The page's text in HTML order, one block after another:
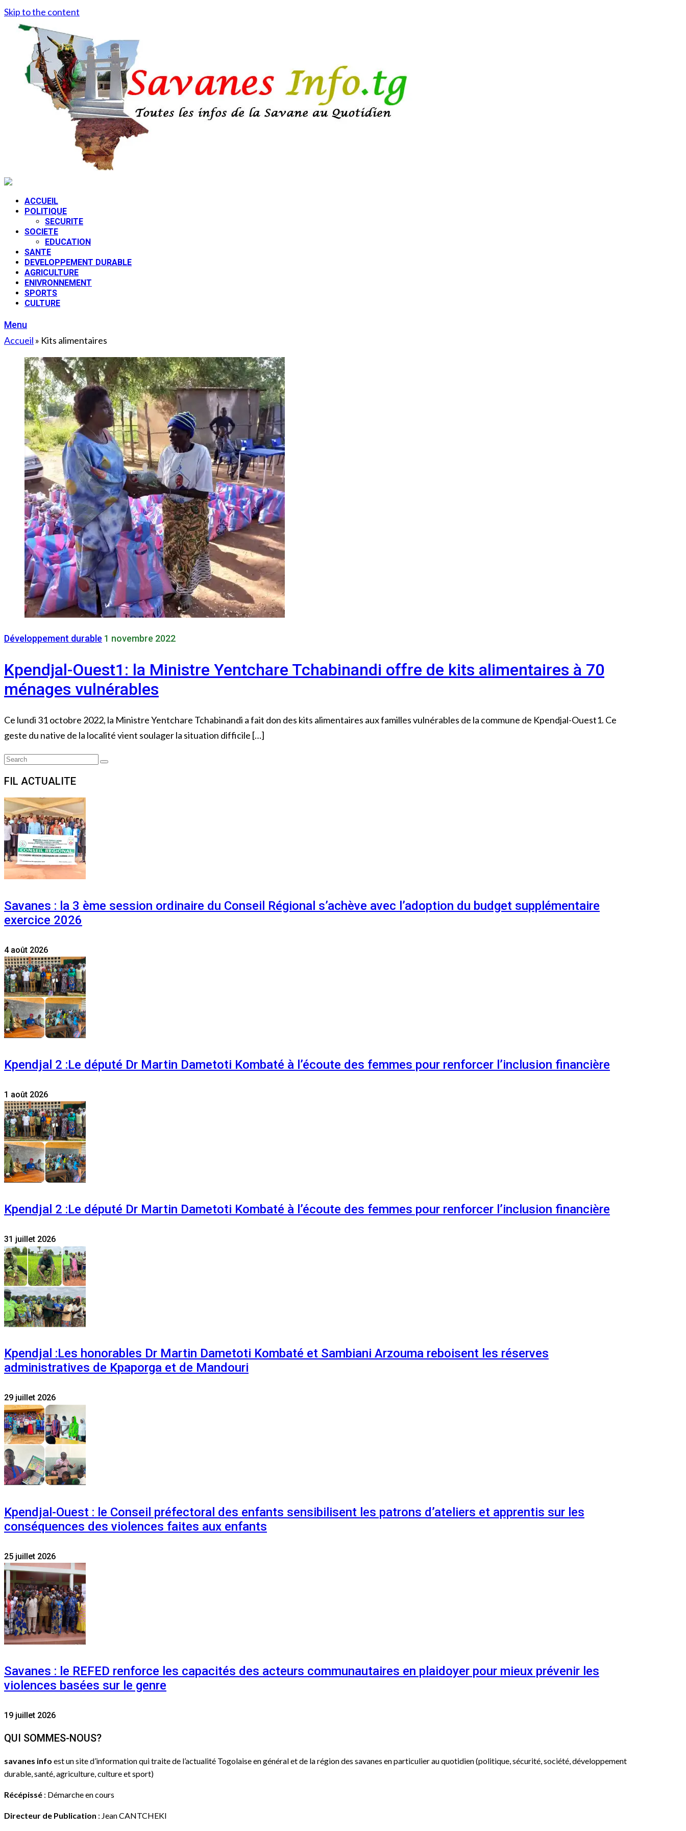
Skip to the content
ACCUEIL
POLITIQUE
SECURITE
SOCIETE
EDUCATION
SANTE
DEVELOPPEMENT DURABLE
AGRICULTURE
ENIVRONNEMENT
SPORTS
CULTURE
Menu
Accueil » Kits alimentaires
Développement durable 1 novembre 2022
Kpendjal-Ouest1: la Ministre Yentchare Tchabinandi offre de kits alimentaires à 70
ménages vulnérables
Ce lundi 31 octobre 2022, la Ministre Yentchare Tchabinandi a fait don des kits alimentaires aux familles vulnérables de la commune de Kpendjal-Ouest1. Ce
geste du native de la localité vient soulager la situation difficile […]
Search
Search
FIL ACTUALITE
Savanes : la 3 ème session ordinaire du Conseil Régional s’achève avec l’adoption du budget supplémentaire
exercice 2026
4 août 2026
Kpendjal 2 :Le député Dr Martin Dametoti Kombaté à l’écoute des femmes pour renforcer l’inclusion financière
1 août 2026
Kpendjal 2 :Le député Dr Martin Dametoti Kombaté à l’écoute des femmes pour renforcer l’inclusion financière
31 juillet 2026
Kpendjal :Les honorables Dr Martin Dametoti Kombaté et Sambiani Arzouma reboisent les réserves
administratives de Kpaporga et de Mandouri
29 juillet 2026
Kpendjal-Ouest : le Conseil préfectoral des enfants sensibilisent les patrons d’ateliers et apprentis sur les
conséquences des violences faites aux enfants
25 juillet 2026
Savanes : le REFED renforce les capacités des acteurs communautaires en plaidoyer pour mieux prévenir les
violences basées sur le genre
19 juillet 2026
QUI SOMMES-NOUS?
savanes info est un site d’information qui traite de l’actualité Togolaise en général et de la région des savanes en particulier au quotidien (politique, sécurité, société, développement
durable, santé, agriculture, culture et sport)
Récépissé : Démarche en cours
Directeur de Publication : Jean CANTCHEKI